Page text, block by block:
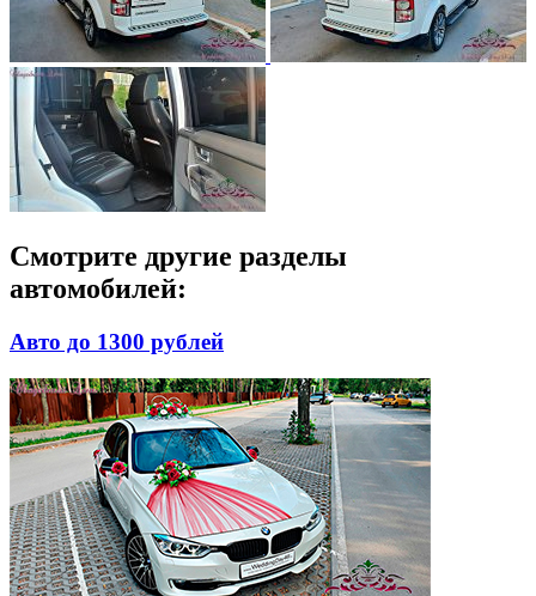
Смотрите другие разделы
автомобилей:
Авто до 1300 рублей